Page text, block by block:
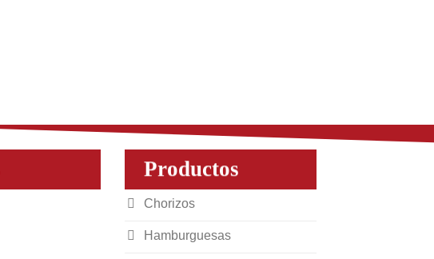
Productos
Chorizos
Hamburguesas